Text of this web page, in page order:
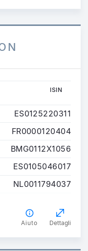
ISIN
ES0125220311
FR0000120404
BMG0112X1056
ES0105046017
NL0011794037
Aiuto Dettagli